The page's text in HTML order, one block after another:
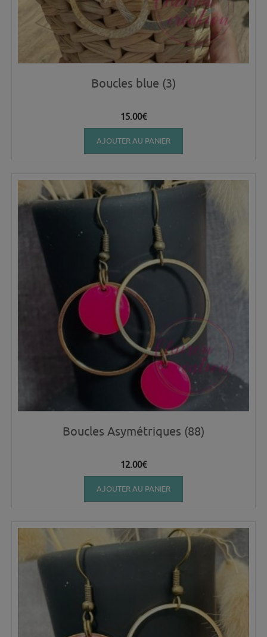
Boucles blue (3)
15.00€
AJOUTER AU PANIER
Boucles Asymétriques (88)
12.00€
AJOUTER AU PANIER